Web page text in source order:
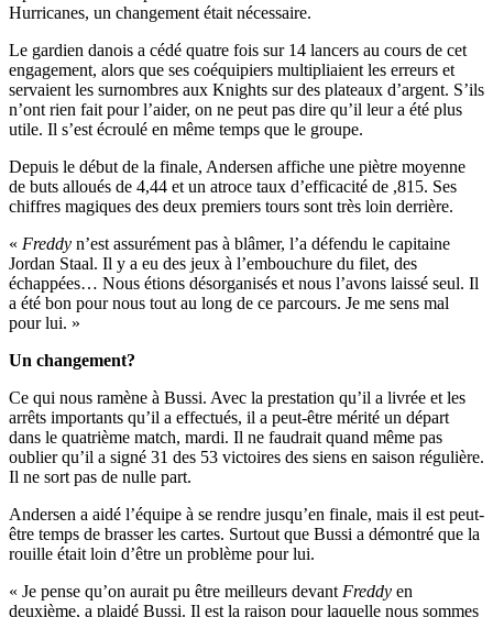
Hurricanes, un changement était nécessaire.
Le gardien danois a cédé quatre fois sur 14 lancers au cours de cet
engagement, alors que ses coéquipiers multipliaient les erreurs et
servaient les surnombres aux Knights sur des plateaux d’argent. S’ils
n’ont rien fait pour l’aider, on ne peut pas dire qu’il leur a été plus
utile. Il s’est écroulé en même temps que le groupe.
Depuis le début de la finale, Andersen affiche une piètre moyenne
de buts alloués de 4,44 et un atroce taux d’efficacité de ,815. Ses
chiffres magiques des deux premiers tours sont très loin derrière.
« Freddy n’est assurément pas à blâmer, l’a défendu le capitaine
Jordan Staal. Il y a eu des jeux à l’embouchure du filet, des
échappées… Nous étions désorganisés et nous l’avons laissé seul. Il
a été bon pour nous tout au long de ce parcours. Je me sens mal
pour lui. »
Un changement?
Ce qui nous ramène à Bussi. Avec la prestation qu’il a livrée et les
arrêts importants qu’il a effectués, il a peut-être mérité un départ
dans le quatrième match, mardi. Il ne faudrait quand même pas
oublier qu’il a signé 31 des 53 victoires des siens en saison régulière.
Il ne sort pas de nulle part.
Andersen a aidé l’équipe à se rendre jusqu’en finale, mais il est peut-
être temps de brasser les cartes. Surtout que Bussi a démontré que la
rouille était loin d’être un problème pour lui.
« Je pense qu’on aurait pu être meilleurs devant Freddy en
deuxième, a plaidé Bussi. Il est la raison pour laquelle nous sommes